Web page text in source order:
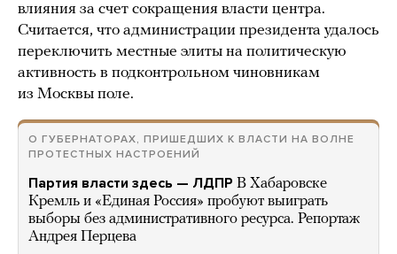
влияния за счет сокращения власти центра.
Считается, что администрации президента удалось
переключить местные элиты на политическую
активность в подконтрольном чиновникам
из Москвы поле.
О ГУБЕРНАТОРАХ, ПРИШЕДШИХ К ВЛАСТИ НА ВОЛНЕ
ПРОТЕСТНЫХ НАСТРОЕНИЙ
Партия власти здесь — ЛДПР В Хабаровске
Кремль и «Единая Россия» пробуют выиграть
выборы без административного ресурса. Репортаж
Андрея Перцева